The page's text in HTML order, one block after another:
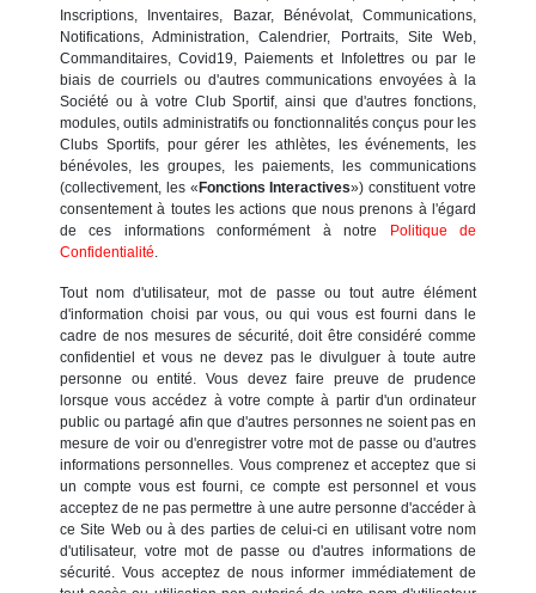
Inscriptions, Inventaires, Bazar, Bénévolat, Communications,
Notifications, Administration, Calendrier, Portraits, Site Web,
Commanditaires, Covid19, Paiements et Infolettres ou par le
biais de courriels ou d'autres communications envoyées à la
Société ou à votre Club Sportif, ainsi que d'autres fonctions,
modules, outils administratifs ou fonctionnalités conçus pour les
Clubs Sportifs, pour gérer les athlètes, les événements, les
bénévoles, les groupes, les paiements, les communications
(collectivement, les «Fonctions Interactives») constituent votre
consentement à toutes les actions que nous prenons à l'égard
de ces informations conformément à notre
Politique de
Confidentialité.
Tout nom d'utilisateur, mot de passe ou tout autre élément
d'information choisi par vous, ou qui vous est fourni dans le
cadre de nos mesures de sécurité, doit être considéré comme
confidentiel et vous ne devez pas le divulguer à toute autre
personne ou entité. Vous devez faire preuve de prudence
lorsque vous accédez à votre compte à partir d'un ordinateur
public ou partagé afin que d'autres personnes ne soient pas en
mesure de voir ou d'enregistrer votre mot de passe ou d'autres
informations personnelles. Vous comprenez et acceptez que si
un compte vous est fourni, ce compte est personnel et vous
acceptez de ne pas permettre à une autre personne d'accéder à
ce Site Web ou à des parties de celui-ci en utilisant votre nom
d'utilisateur, votre mot de passe ou d'autres informations de
sécurité. Vous acceptez de nous informer immédiatement de